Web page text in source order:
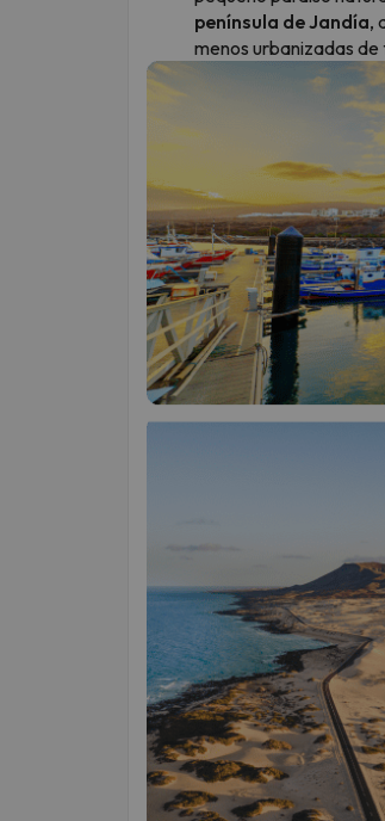
península de Jandía,
menos urbanizadas